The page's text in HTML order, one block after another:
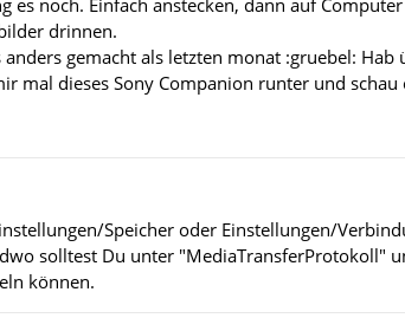
es noch. Einfach anstecken, dann auf
drinnen.
gemacht als letzten monat :gruebel: Hab
mal dieses Sony Companion runter und schau
Speicher oder Einstellungen/
solltest Du unter "MediaTransferProtokoll"
können.